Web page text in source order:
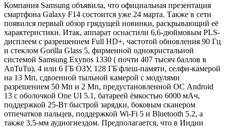
Компания Samsung объявила, что официальная презентация
смартфона Galaxy F14 состоится уже 24 марта. Также в сети
появился первый обзор грядущей новинки, раскрывающий её
характеристики. Итак, аппарат оснастили 6,6-дюймовым PLS-
дисплеем с разрешением Full HD+, частотой обновления 90 Гц
и стеклом Gorilla Glass 5, фирменной однокристальной
системой Samsung Exynos 1330 ( почти 407 тысяч баллов в
AnTuTu), 4 или 6 ГБ ОЗУ, 128 ГБ флеш-памяти, селфи-камерой
на 13 Мп, сдвоенной тыльной камерой с модулями
разрешением 50 Мп и 2 Мп, предустановленной ОС Android
13 с оболочкой One UI 5.1, батареей ёмкостью 6000 мАч,
поддержкой 25-Вт быстрой зарядки, боковым сканером
отпечатков пальцев, поддержкой Wi-Fi 5 и Bluetooth 5.2, а
также 3,5-мм аудиогнездом. Предполагается, что в Индии